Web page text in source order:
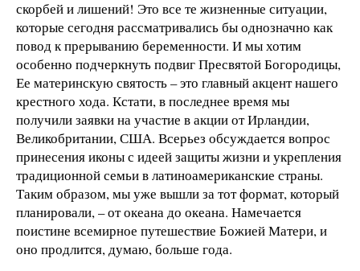
скорбей и лишений! Это все те жизненные ситуации,
которые сегодня рассматривались бы однозначно как
повод к прерыванию беременности. И мы хотим
особенно подчеркнуть подвиг Пресвятой Богородицы,
Ее материнскую святость – это главный акцент нашего
крестного хода. Кстати, в последнее время мы
получили заявки на участие в акции от Ирландии,
Великобритании, США. Всерьез обсуждается вопрос
принесения иконы с идеей защиты жизни и укрепления
традиционной семьи в латиноамериканские страны.
Таким образом, мы уже вышли за тот формат, который
планировали, – от океана до океана. Намечается
поистине всемирное путешествие Божией Матери, и
оно продлится, думаю, больше года.